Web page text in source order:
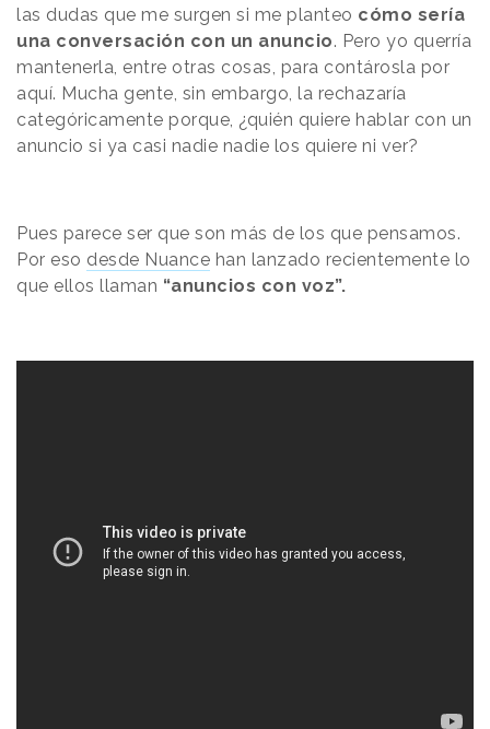
las dudas que me surgen si me planteo cómo sería
una conversación con un anuncio. Pero yo querría
mantenerla, entre otras cosas, para contárosla por
aquí. Mucha gente, sin embargo, la rechazaría
categóricamente porque, ¿quién quiere hablar con un
anuncio si ya casi nadie nadie los quiere ni ver?
Pues parece ser que son más de los que pensamos.
Por eso desde Nuance han lanzado recientemente lo
que ellos llaman “anuncios con voz”.